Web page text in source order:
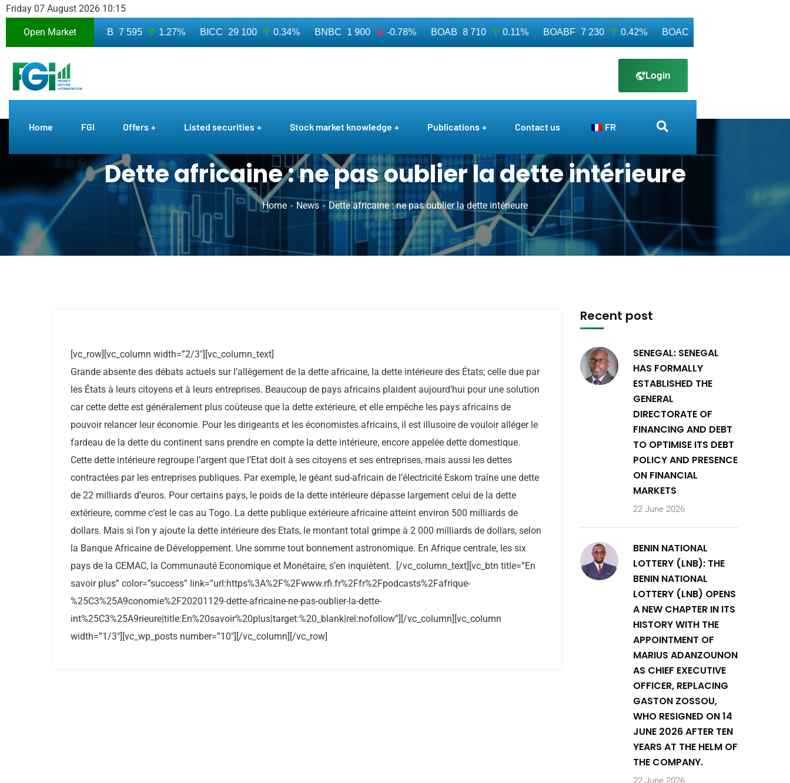
Friday 07 August 2026 10:15
Open Market
7.50% 7 595 1.27% BICC 29 100 0.34% BNBC 1 900 -0.78% BOAB 8 710 0.11% BOABF 7 230 0.42% BOAC 11 600
Login
Home FGI Offers Listed securities Stock market knowledge Publications Contact us FR
Dette africaine : ne pas oublier la dette intérieure
Home News Dette africaine : ne pas oublier la dette intérieure
[vc_row][vc_column width=”2/3″][vc_column_text]
Grande absente des débats actuels sur l’allègement de la dette africaine, la dette intérieure des États; celle due par
les États à leurs citoyens et à leurs entreprises. Beaucoup de pays africains plaident aujourd’hui pour une solution
car cette dette est généralement plus coûteuse que la dette extérieure, et elle empêche les pays africains de
pouvoir relancer leur économie. Pour les dirigeants et les économistes africains, il est illusoire de vouloir alléger le
fardeau de la dette du continent sans prendre en compte la dette intérieure, encore appelée dette domestique.
Cette dette intérieure regroupe l’argent que l’Etat doit à ses citoyens et ses entreprises, mais aussi les dettes
contractées par les entreprises publiques. Par exemple, le géant sud-africain de l’électricité Eskom traîne une dette
de 22 milliards d’euros. Pour certains pays, le poids de la dette intérieure dépasse largement celui de la dette
extérieure, comme c’est le cas au Togo. La dette publique extérieure africaine atteint environ 500 milliards de
dollars. Mais si l’on y ajoute la dette intérieure des Etats, le montant total grimpe à 2 000 milliards de dollars, selon
la Banque Africaine de Développement. Une somme tout bonnement astronomique. En Afrique centrale, les six
pays de la CEMAC, la Communauté Economique et Monétaire, s’en inquiètent. [/vc_column_text][vc_btn title=”En
savoir plus” color=”success” link=”url:https%3A%2F%2Fwww.rfi.fr%2Ffr%2Fpodcasts%2Fafrique-
%25C3%25A9conomie%2F20201129-dette-africaine-ne-pas-oublier-la-dette-
int%25C3%25A9rieure|title:En%20savoir%20plus|target:%20_blank|rel:nofollow”][/vc_column][vc_column
width=”1/3″][vc_wp_posts number=”10″][/vc_column][/vc_row]
Recent post
SENEGAL: SENEGAL
HAS FORMALLY
ESTABLISHED THE
GENERAL
DIRECTORATE OF
FINANCING AND DEBT
TO OPTIMISE ITS DEBT
POLICY AND PRESENCE
ON FINANCIAL
MARKETS
22 June 2026
BENIN NATIONAL
LOTTERY (LNB): THE
BENIN NATIONAL
LOTTERY (LNB) OPENS
A NEW CHAPTER IN ITS
HISTORY WITH THE
APPOINTMENT OF
MARIUS ADANZOUNON
AS CHIEF EXECUTIVE
OFFICER, REPLACING
GASTON ZOSSOU,
WHO RESIGNED ON 14
JUNE 2026 AFTER TEN
YEARS AT THE HELM OF
THE COMPANY.
22 June 2026